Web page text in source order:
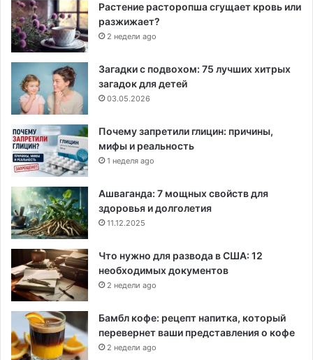
Растение расторопша сгущает кровь или
разжижает?
2 недели ago
Загадки с подвохом: 75 лучших хитрых
загадок для детей
03.05.2026
Почему запретили глицин: причины,
мифы и реальность
1 неделя ago
Ашваганда: 7 мощных свойств для
здоровья и долголетия
11.12.2025
Что нужно для развода в США: 12
необходимых документов
2 недели ago
Бамбл кофе: рецепт напитка, который
перевернет ваши представления о кофе
2 недели ago